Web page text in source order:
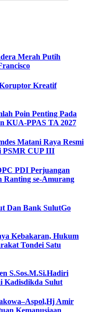
Merah Putih
Kreatif
Poin Penting Pada
KUA-PPAS TA 2027
Matani Raya Resmi
PSMR CUP III
PDI Perjuangan
Ranting se-Amurang
Dan Bank SulutGo
Kebakaran, Hukum
Tondei Satu
S.Sos.M.Si.Hadiri
Kadisdikda Sulut
Amir